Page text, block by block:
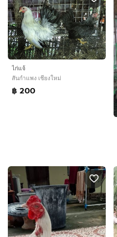
ไก่แจ้
สันกำแพง เชียงใหม่
฿ 200